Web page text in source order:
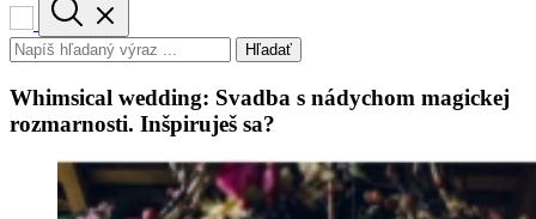
Hľadať
Whimsical wedding: Svadba s nádychom magickej
rozmarnosti. Inšpiruješ sa?